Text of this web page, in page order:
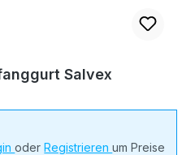
Salvex
oderRegistrierenum Preise